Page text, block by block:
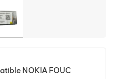
NOKIA FOUC